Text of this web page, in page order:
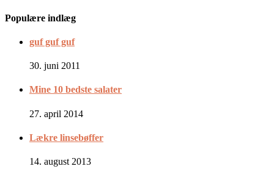
Populære indlæg
guf guf guf
30. juni 2011
Mine 10 bedste salater
27. april 2014
Lækre linsebøffer
14. august 2013